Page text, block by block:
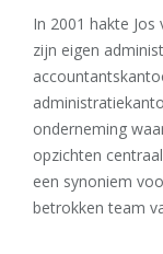
In 2001 hakte
zijn eigen
onderneming
opzichten
een synoniem
betrokken team